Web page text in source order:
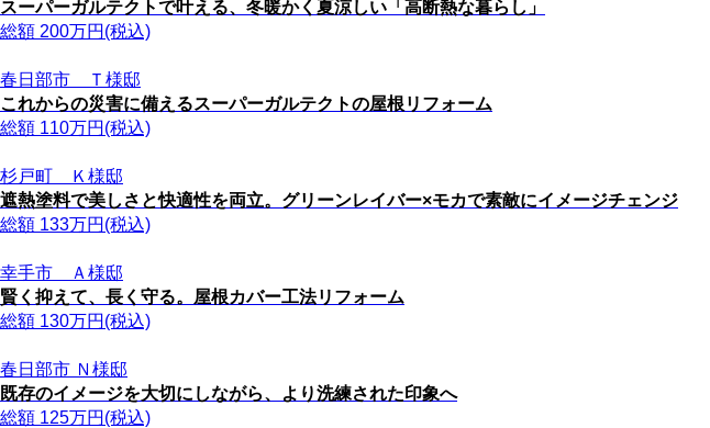
スーパーガルテクトで叶える、冬暖かく夏涼しい「高断熱な暮らし」
総額 200万円(税込)
春日部市 Ｔ様邸
これからの災害に備えるスーパーガルテクトの屋根リフォーム
総額 110万円(税込)
杉戸町 Ｋ様邸
遮熱塗料で美しさと快適性を両立。グリーンレイバー×モカで素敵にイメージチェンジ
総額 133万円(税込)
幸手市 Ａ様邸
賢く抑えて、長く守る。屋根カバー工法リフォーム
総額 130万円(税込)
春日部市 Ｎ様邸
既存のイメージを大切にしながら、より洗練された印象へ
総額 125万円(税込)